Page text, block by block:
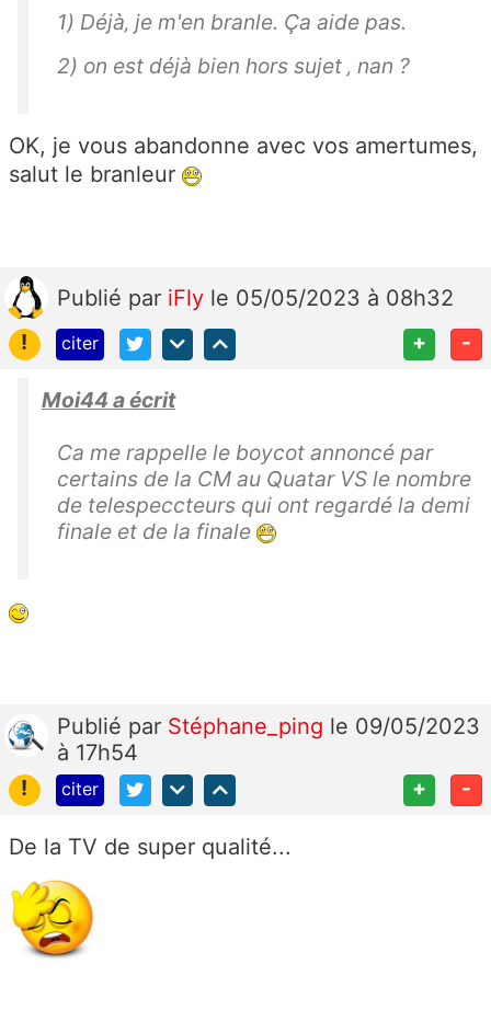
1) Déjà‚ je m'en branle. Ça aide pas.
2) on est déjà bien hors sujet ‚ nan ?
OK, je vous abandonne avec vos amertumes,
salut le branleur
Publié par iFly le 05/05/2023 à 08h32
!
citer + -
Moi44 a écrit
Ca me rappelle le boycot annoncé par
certains de la CM au Quatar VS le nombre
de telespeccteurs qui ont regardé la demi
finale et de la finale
Publié par Stéphane_ping le 09/05/2023
à 17h54
!
citer + -
De la TV de super qualité...